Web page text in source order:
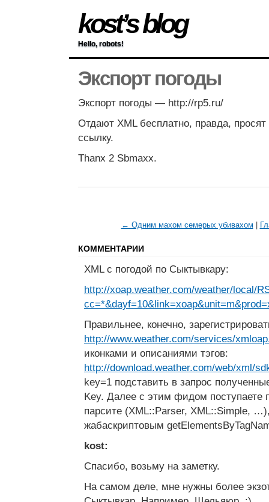
kost’s blog
Hello, robots!
Экспорт погоды
Экспорт погоды — http://rp5.ru/
Отдают XML бесплатно, правда,
ссылку.
Thanx 2 Sbmaxx.
← Одним махом семерых убивахом
КОММЕНТАРИИ
XML с погодой по Сыктывкару:
http://xoap.weather.com/weather/local/
Правильнее, конечно,
http://www.weather.com/services/
иконками и описаниями тэгов:
http://download.weather.com/web/xml/
key=1 подставить в запрос
Key. Далее с этим фидом поступаете
парсите (XML::Parser, XML::Simple,
жабаскриптовым
kost:
Спасибо, возьму на заметку.
На самом деле, мне нужны более